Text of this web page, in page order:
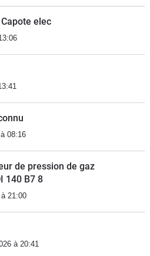
elec
08:16
de pression de gaz
140 B7 8
21:00
à 20:41